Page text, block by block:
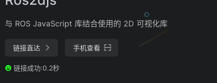
与 ROS JavaScript 库结合使用的 2D 可视化库
链接直达 手机查看
链接成功:0.2秒